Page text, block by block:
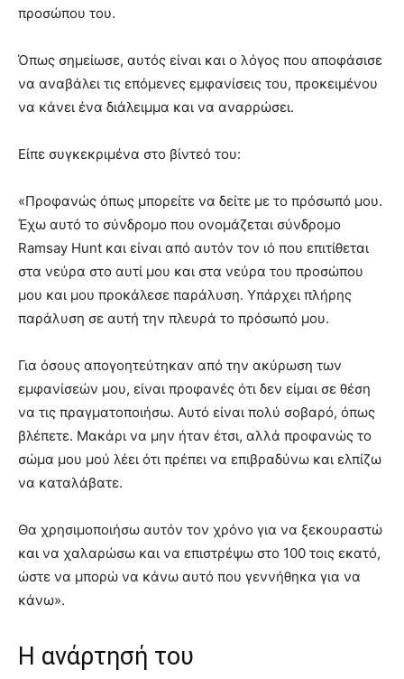
προσώπου του.
Όπως σημείωσε, αυτός είναι και ο λόγος που αποφάσισε
να αναβάλει τις επόμενες εμφανίσεις του, προκειμένου
να κάνει ένα διάλειμμα και να αναρρώσει.
Είπε συγκεκριμένα στο βίντεό του:
«Προφανώς όπως μπορείτε να δείτε με το πρόσωπό μου.
Έχω αυτό το σύνδρομο που ονομάζεται σύνδρομο
Ramsay Hunt και είναι από αυτόν τον ιό που επιτίθεται
στα νεύρα στο αυτί μου και στα νεύρα του προσώπου
μου και μου προκάλεσε παράλυση. Υπάρχει πλήρης
παράλυση σε αυτή την πλευρά το πρόσωπό μου.
Για όσους απογοητεύτηκαν από την ακύρωση των
εμφανίσεών μου, είναι προφανές ότι δεν είμαι σε θέση
να τις πραγματοποιήσω. Αυτό είναι πολύ σοβαρό, όπως
βλέπετε. Μακάρι να μην ήταν έτσι, αλλά προφανώς το
σώμα μου μού λέει ότι πρέπει να επιβραδύνω και ελπίζω
να καταλάβατε.
Θα χρησιμοποιήσω αυτόν τον χρόνο για να ξεκουραστώ
και να χαλαρώσω και να επιστρέψω στο 100 τοις εκατό,
ώστε να μπορώ να κάνω αυτό που γεννήθηκα για να
κάνω».
Η ανάρτησή του